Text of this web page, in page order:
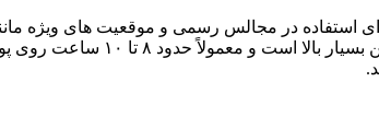
استفاده در مجالس رسمی و موقعیت های ویژه
رایحه آن متناسب با فصول سرد، به ویژه